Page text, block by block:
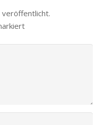
veröffentlicht.